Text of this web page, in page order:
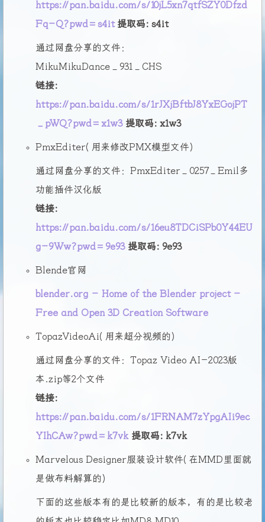
https://pan.baidu.com/s/10jL5xn7qtfSZY0Dfzd
Fq-Q?pwd=s4it提取码: s4it
通过网盘分享的文件：
MikuMikuDance_931_CHS
链接:
https://pan.baidu.com/s/1rJXjBftbJ8YxEGojPT
_pWQ?pwd=x1w3提取码: x1w3
PmxEditer(用来修改PMX模型文件)
通过网盘分享的文件：PmxEditer_0257_Emil多
功能插件汉化版
链接:
https://pan.baidu.com/s/16eu8TDCiSPb0Y44EU
g-9Ww?pwd=9e93提取码: 9e93
Blende官网
blender.org - Home of the Blender project -
Free and Open 3D Creation Software
TopazVideoAi(用来超分视频的)
通过网盘分享的文件：Topaz Video AI-2023版
本.zip等2个文件
链接:
https://pan.baidu.com/s/1FRNAM7zYpgAIi9ec
YIhCAw?pwd=k7vk 提取码: k7vk
Marvelous Designer服装设计软件(在MMD里面就
是做布料解算的)
下面的这些版本有的是比较新的版本，有的是比较老